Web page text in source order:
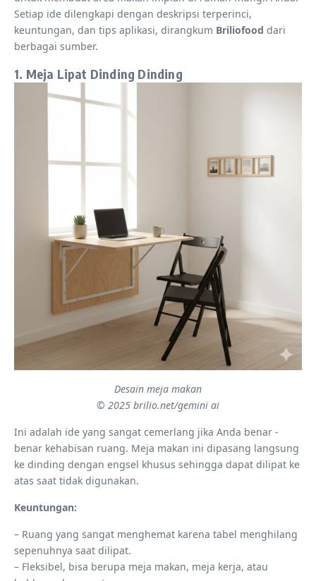
Setiap ide dilengkapi dengan deskripsi terperinci,
keuntungan, dan tips aplikasi, dirangkum Briliofood dari
berbagai sumber.
1. Meja Lipat Dinding Dinding
Desain meja makan
© 2025 brilio.net/gemini ai
Ini adalah ide yang sangat cemerlang jika Anda benar -
benar kehabisan ruang. Meja makan ini dipasang langsung
ke dinding dengan engsel khusus sehingga dapat dilipat ke
atas saat tidak digunakan.
Keuntungan:
– Ruang yang sangat menghemat karena tabel menghilang
sepenuhnya saat dilipat.
– Fleksibel, bisa berupa meja makan, meja kerja, atau